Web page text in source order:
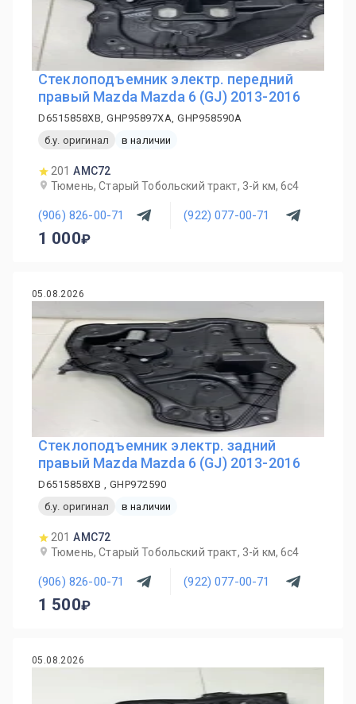
Стеклоподъемник электр. передний
правый Mazda Mazda 6 (GJ) 2013-2016
D6515858XB, GHP95897XA, GHP958590A
б.у. оригинал
в наличии
201 AMC72
Тюмень, Старый Тобольский тракт, 3-й км, 6с4
(906) 826-00-71 (922) 077-00-71
1 000
05.08.2026
Стеклоподъемник электр. задний
правый Mazda Mazda 6 (GJ) 2013-2016
D6515858XB , GHP972590
б.у. оригинал
в наличии
201 AMC72
Тюмень, Старый Тобольский тракт, 3-й км, 6с4
(906) 826-00-71 (922) 077-00-71
1 500
05.08.2026